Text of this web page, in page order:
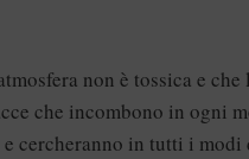
non è tossica e
che incombono in ogni
cercheranno in tutti i